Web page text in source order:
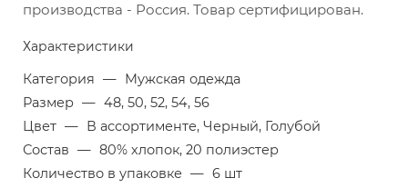
производства - Россия. Товар сертифицирован.
Характеристики
Категория — Мужская одежда
Размер — 48, 50, 52, 54, 56
Цвет — В ассортименте, Черный, Голубой
Состав — 80% хлопок, 20 полиэстер
Количество в упаковке — 6 шт